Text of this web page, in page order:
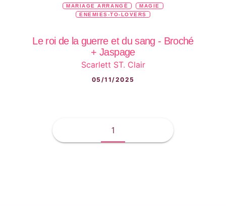
MARIAGE ARRANGÉ
MAGIE
ENEMIES-TO-LOVERS
Le roi de la guerre et du sang - Broché
+ Jaspage
Scarlett ST. Clair
05/11/2025
1